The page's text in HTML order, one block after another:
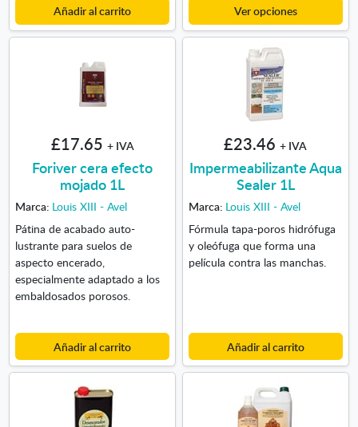
Añadir al carrito Ver opciones
£17.65 + IVA
Foriver cera efecto
mojado 1L
Marca: Louis XIII - Avel
Pátina de acabado auto-
lustrante para suelos de
aspecto encerado,
especialmente adaptado a los
embaldosados porosos.
Añadir al carrito
£23.46 + IVA
Impermeabilizante Aqua
Sealer 1L
Marca: Louis XIII - Avel
Fórmula tapa-poros hidrófuga
y oleófuga que forma una
película contra las manchas.
Añadir al carrito